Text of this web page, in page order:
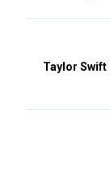
Taylor Swift